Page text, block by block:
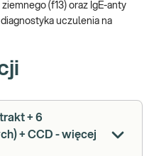
(f13) oraz IgE-anty
uczulenia na
+ 6
+ CCD - więcej